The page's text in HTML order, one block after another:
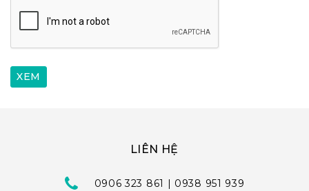
LIÊN HỆ
0906 323 861 | 0938 951 939